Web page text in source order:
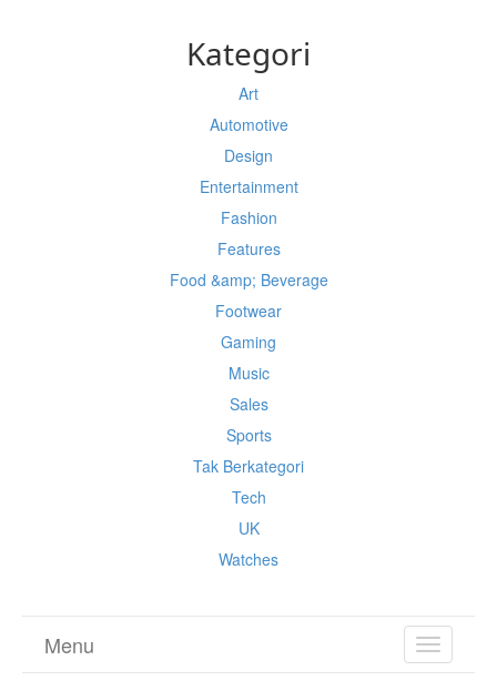
Kategori
Art
Automotive
Design
Entertainment
Fashion
Features
Food &amp; Beverage
Footwear
Gaming
Music
Sales
Sports
Tak Berkategori
Tech
UK
Watches
TOGGLE
Menu